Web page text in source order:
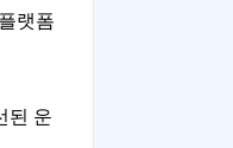
랫폼
된 운